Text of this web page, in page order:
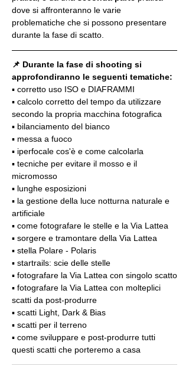
dove si affronteranno le varie
problematiche che si possono presentare
durante la fase di scatto.
📌 Durante la fase di shooting si
approfondiranno le seguenti tematiche:
▪️ corretto uso ISO e DIAFRAMMI
▪️ calcolo corretto del tempo da utilizzare
secondo la propria macchina fotografica
▪️ bilanciamento del bianco
▪️ messa a fuoco
▪️ iperfocale cos'è e come calcolarla
▪️ tecniche per evitare il mosso e il
micromosso
▪️ lunghe esposizioni
▪️ la gestione della luce notturna naturale e
artificiale
▪️ come fotografare le stelle e la Via Lattea
▪️ sorgere e tramontare della Via Lattea
▪️ stella Polare - Polaris
▪️ startrails: scie delle stelle
▪️ fotografare la Via Lattea con singolo scatto
▪️ fotografare la Via Lattea con molteplici
scatti da post-produrre
▪️ scatti Light, Dark & Bias
▪️ scatti per il terreno
▪️ come sviluppare e post-produrre tutti
questi scatti che porteremo a casa